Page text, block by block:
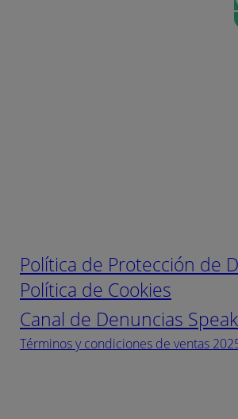
Política de Protección de
Política de Cookies
Canal de Denuncias
Términos y condiciones de ventas